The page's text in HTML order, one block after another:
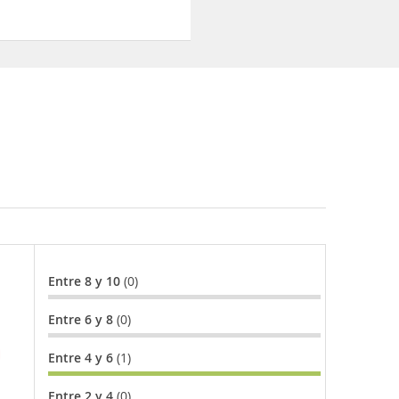
Entre 8 y 10 (0)
Entre 6 y 8 (0)
Entre 4 y 6 (1)